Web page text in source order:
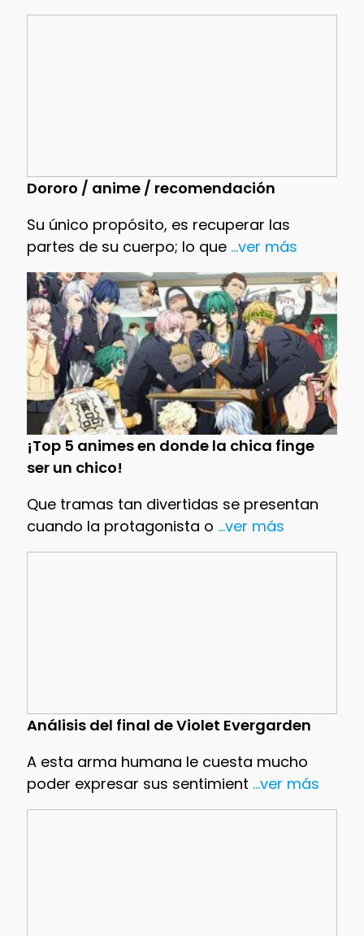
Dororo / anime / recomendación
Su único propósito, es recuperar las
partes de su cuerpo; lo que...ver más
¡Top 5 animes en donde la chica finge
ser un chico!
Que tramas tan divertidas se presentan
cuando la protagonista o ...ver más
Análisis del final de Violet Evergarden
A esta arma humana le cuesta mucho
poder expresar sus sentimient ...ver más